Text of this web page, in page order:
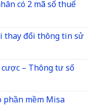
có 2 mã số thuế
đổi thông tin sử
– Thông tư số
phần mềm Misa